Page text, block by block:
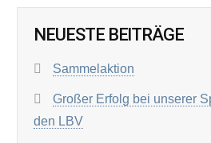
NEUESTE BEITRÄGE
Sammelaktion
Großer Erfolg bei unserer
den LBV